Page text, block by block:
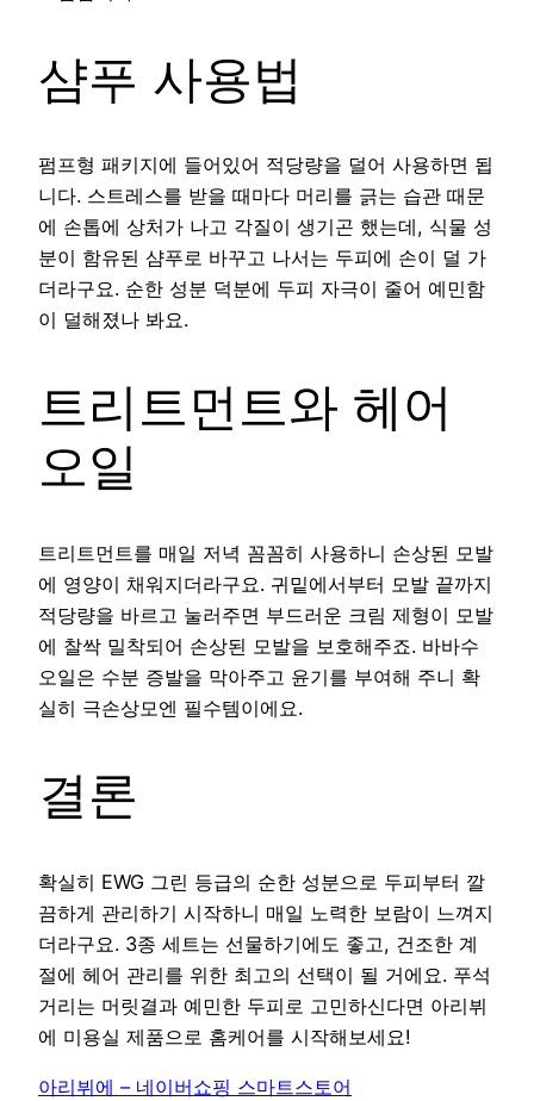
샴푸 사용법
펌프형 패키지에 들어있어 적당량을 덜어 사용하면 됩
니다. 스트레스를 받을 때마다 머리를 긁는 습관 때문
에 손톱에 상처가 나고 각질이 생기곤 했는데, 식물 성
분이 함유된 샴푸로 바꾸고 나서는 두피에 손이 덜 가
더라구요. 순한 성분 덕분에 두피 자극이 줄어 예민함
이 덜해졌나 봐요.
트리트먼트와 헤어
오일
트리트먼트를 매일 저녁 꼼꼼히 사용하니 손상된 모발
에 영양이 채워지더라구요. 귀밑에서부터 모발 끝까지
적당량을 바르고 눌러주면 부드러운 크림 제형이 모발
에 찰싹 밀착되어 손상된 모발을 보호해주죠. 바바수
오일은 수분 증발을 막아주고 윤기를 부여해 주니 확
실히 극손상모엔 필수템이에요.
결론
확실히 EWG 그린 등급의 순한 성분으로 두피부터 깔
끔하게 관리하기 시작하니 매일 노력한 보람이 느껴지
더라구요. 3종 세트는 선물하기에도 좋고, 건조한 계
절에 헤어 관리를 위한 최고의 선택이 될 거에요. 푸석
거리는 머릿결과 예민한 두피로 고민하신다면 아리뷔
에 미용실 제품으로 홈케어를 시작해보세요!
아리뷔에 – 네이버쇼핑 스마트스토어